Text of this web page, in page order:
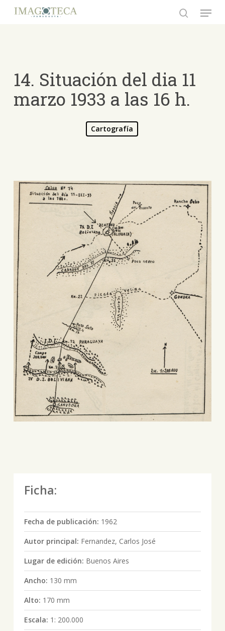
Menu
14. Situación del dia 11
marzo 1933 a las 16 h.
Cartografía
Ficha:
Fecha de publicación: 1962
Autor principal: Fernandez, Carlos José
Lugar de edición: Buenos Aires
Ancho: 130 mm
Alto: 170 mm
Escala: 1: 200.000